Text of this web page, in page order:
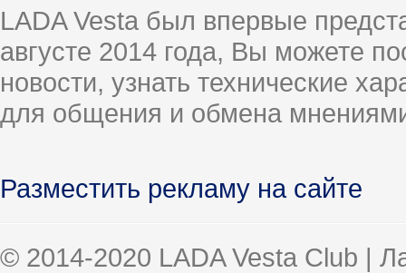
LADA Vesta был впервые
августе 2014 года, Вы можете
новости, узнать технические
для общения и обмена
Разместить рекламу на сайте
© 2014-2020 LADA Vesta Club |